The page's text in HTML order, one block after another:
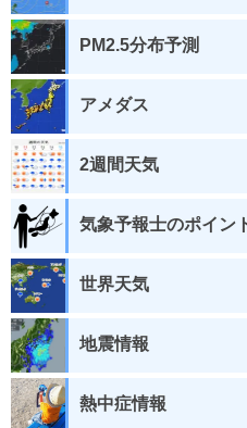
PM2.5分布予測
アメダス
2週間天気
気象予報士のポイン
世界天気
地震情報
熱中症情報